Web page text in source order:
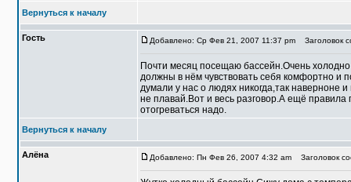
Вернуться к началу
Гость Добавлено: Ср Фев 21, 2007 11:37 pm Заголовок
Почти месяц посещаю бассейн.Очень
должны в нём чувствовать себя комфортно и
думали у нас о людях никогда,так наверноне
не плавай.Вот и весь разговор.А ещё
отогреваться надо.
Вернуться к началу
Алёна Добавлено: Пн Фев 26, 2007 4:32 am Заголовок